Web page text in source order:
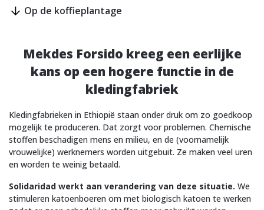
Op de koffieplantage
Mekdes Forsido kreeg een eerlijke
kans op een hogere functie in de
kledingfabriek
Kledingfabrieken in Ethiopië staan onder druk om zo goedkoop
mogelijk te produceren. Dat zorgt voor problemen. Chemische
stoffen beschadigen mens en milieu, en de (voornamelijk
vrouwelijke) werknemers worden uitgebuit. Ze maken veel uren
en worden te weinig betaald.
Solidaridad werkt aan verandering van deze situatie. We
stimuleren katoenboeren om met biologisch katoen te werken